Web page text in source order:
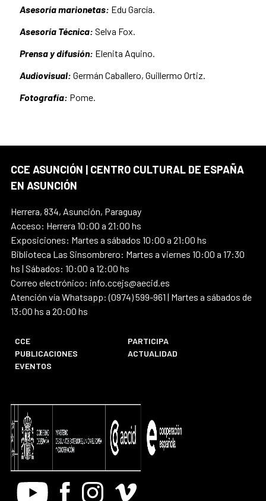
Asesoría marionetas: ​​Edu García.
Asesoría Técnica: Selva Fox.
Prensa y difusión: Elenita Aquino.
Audiovisual: Germán Caballero, ​​​Guillermo Ortiz.
Fotografía: Pome.
CCE ASUNCIÓN | CENTRO CULTURAL DE ESPAÑA
EN ASUNCIÓN
Herrera, 834, Asunción, Paraguay
Acceso: Herrera 10:00 a 21:00 hs
Exposiciones: Martes a sábados 10:00 a 21:00 hs
Biblioteca Las Sinsombrero: Martes a viernes 10:00 a 17:30
hs | Sábados: 10:00 a 12:00 hs
Correo electrónico: info.ccejs@aecid.es
Atención vía Whatsapp: (0974) 599-961 | Martes a sábados de
13:00 hs a 20:00 hs
CCE
PARTICIPA
PUBLICACIONES
ACTUALIDAD
EVENTOS
Youtube FacebookInstagram
Vimeo